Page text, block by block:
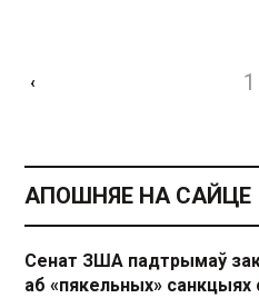
‹ 1
АПОШНЯЕ НА САЙЦЕ
Сенат ЗША падтрымаў
аб «пякельных»